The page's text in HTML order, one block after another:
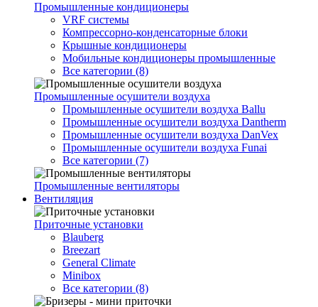
Промышленные кондиционеры
VRF системы
Компрессорно-конденсаторные блоки
Крышные кондиционеры
Мобильные кондиционеры промышленные
Все категории (8)
Промышленные осушители воздуха
Промышленные осушители воздуха Ballu
Промышленные осушители воздуха Dantherm
Промышленные осушители воздуха DanVex
Промышленные осушители воздуха Funai
Все категории (7)
Промышленные вентиляторы
Вентиляция
Приточные установки
Blauberg
Breezart
General Climate
Minibox
Все категории (8)